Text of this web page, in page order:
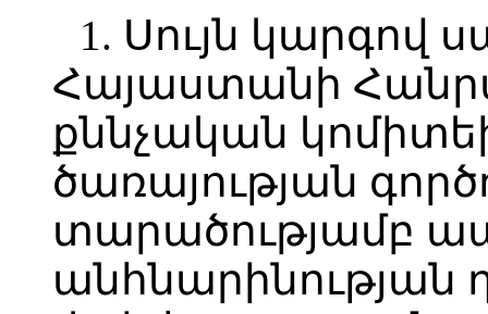
1. Սույն կարգով
Հայաստանի
քննչական
ծառայության
տարածությամբ
անհնարինության